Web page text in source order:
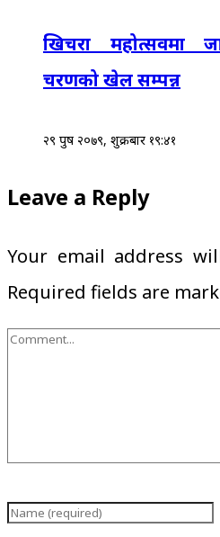
खिचरा महोत्सवमा
चरणको खेल सम्पन्न
२९ पुष २०७९, शुक्रबार १९:४१
Leave a Reply
Your email address
Required fields are